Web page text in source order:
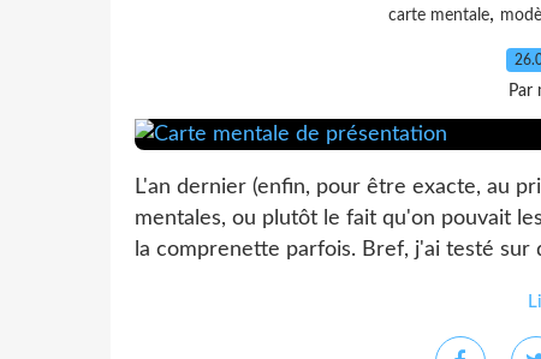
carte mentale,
Par
L'an dernier (enfin, pour être exacte, au
mentales, ou plutôt le fait qu'on pouvait
la comprenette parfois. Bref, j'ai testé sur